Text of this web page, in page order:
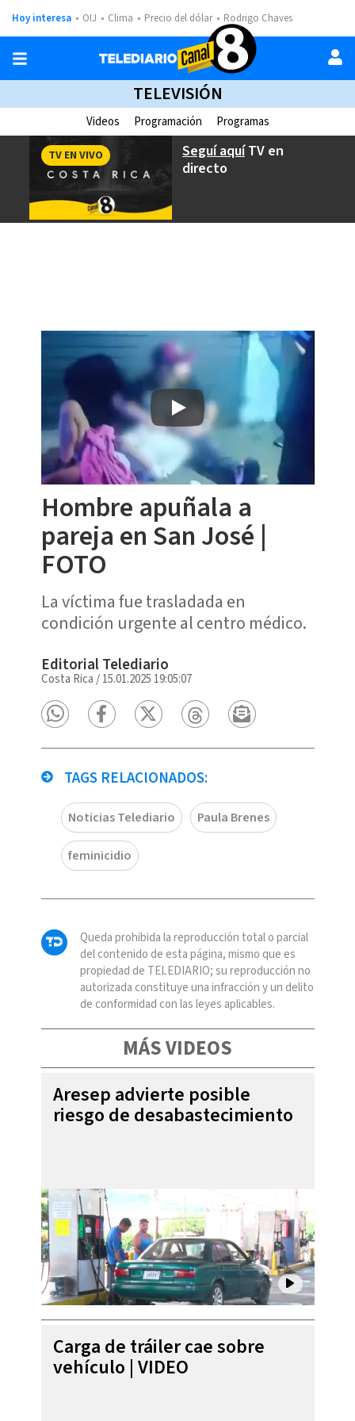
Hoy interesa OIJ Clima Precio del dólar Rodrigo Chaves
TELEVISIÓN
Videos Programación Programas
Seguí aquíTV en
directo
TV EN VIVO
Hombre apuñala a
pareja en San José |
FOTO
La víctima fue trasladada en
condición urgente al centro médico.
Editorial Telediario
Costa Rica /15.01.2025 19:05:07
TAGS RELACIONADOS:
Noticias Telediario Paula Brenes
feminicidio
Queda prohibida la reproducción total o parcial
del contenido de esta página, mismo que es
propiedad de TELEDIARIO; su reproducción no
autorizada constituye una infracción y un delito
de conformidad con las leyes aplicables.
MÁS VIDEOS
Aresep advierte posible
riesgo de desabastecimiento
Carga de tráiler cae sobre
vehículo | VIDEO